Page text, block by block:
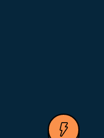
sur Facebook
sur Instagram
CIAO sur YouTube
notre podcast